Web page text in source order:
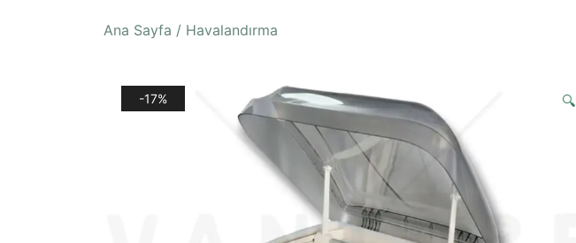
Ana Sayfa / Havalandırma
-17% 🔍